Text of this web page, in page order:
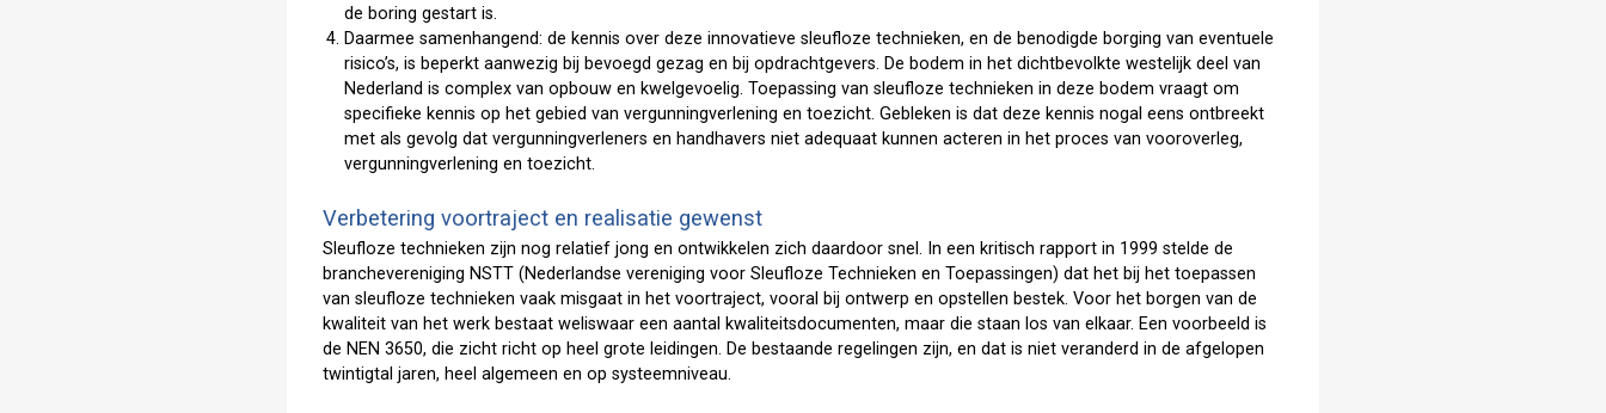
de boring gestart is.
Daarmee samenhangend: de kennis over deze innovatieve sleufloze technieken, en de benodigde borging van eventuele
risico’s, is beperkt aanwezig bij bevoegd gezag en bij opdrachtgevers. De bodem in het dichtbevolkte westelijk deel van
Nederland is complex van opbouw en kwelgevoelig. Toepassing van sleufloze technieken in deze bodem vraagt om
specifieke kennis op het gebied van vergunningverlening en toezicht. Gebleken is dat deze kennis nogal eens ontbreekt
met als gevolg dat vergunningverleners en handhavers niet adequaat kunnen acteren in het proces van vooroverleg,
vergunningverlening en toezicht.
Verbetering voortraject en realisatie gewenst
Sleufloze technieken zijn nog relatief jong en ontwikkelen zich daardoor snel. In een kritisch rapport in 1999 stelde de
branchevereniging NSTT (Nederlandse vereniging voor Sleufloze Technieken en Toepassingen) dat het bij het toepassen
van sleufloze technieken vaak misgaat in het voortraject, vooral bij ontwerp en opstellen bestek. Voor het borgen van de
kwaliteit van het werk bestaat weliswaar een aantal kwaliteitsdocumenten, maar die staan los van elkaar. Een voorbeeld is
de NEN 3650, die zicht richt op heel grote leidingen. De bestaande regelingen zijn, en dat is niet veranderd in de afgelopen
twintigtal jaren, heel algemeen en op systeemniveau.